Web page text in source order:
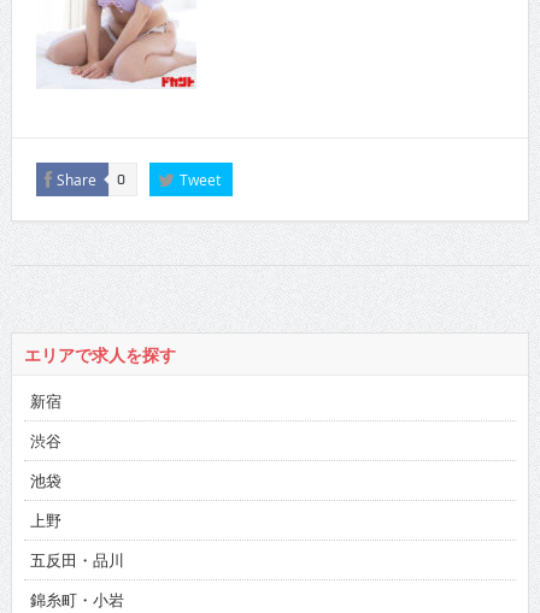
Share 0 Tweet
エリアで求人を探す
新宿
渋谷
池袋
上野
五反田・品川
錦糸町・小岩